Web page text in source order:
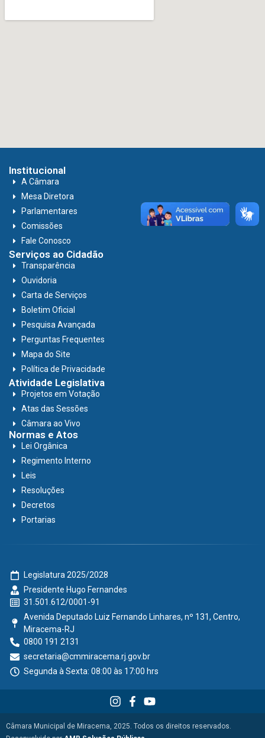
Institucional
A Câmara
Mesa Diretora
Parlamentares
Comissões
Fale Conosco
Serviços ao Cidadão
Transparência
Ouvidoria
Carta de Serviços
Boletim Oficial
Pesquisa Avançada
Perguntas Frequentes
Mapa do Site
Política de Privacidade
Atividade Legislativa
Projetos em Votação
Atas das Sessões
Câmara ao Vivo
Normas e Atos
Lei Orgânica
Regimento Interno
Leis
Resoluções
Decretos
Portarias
Legislatura 2025/2028
Presidente Hugo Fernandes
31.501.612/0001-91
Avenida Deputado Luiz Fernando Linhares, nº 131, Centro,
Miracema-RJ
0800 191 2131
secretaria@cmmiracema.rj.gov.br
Segunda à Sexta: 08:00 às 17:00 hrs
Câmara Municipal de Miracema, 2025. Todos os direitos reservados.